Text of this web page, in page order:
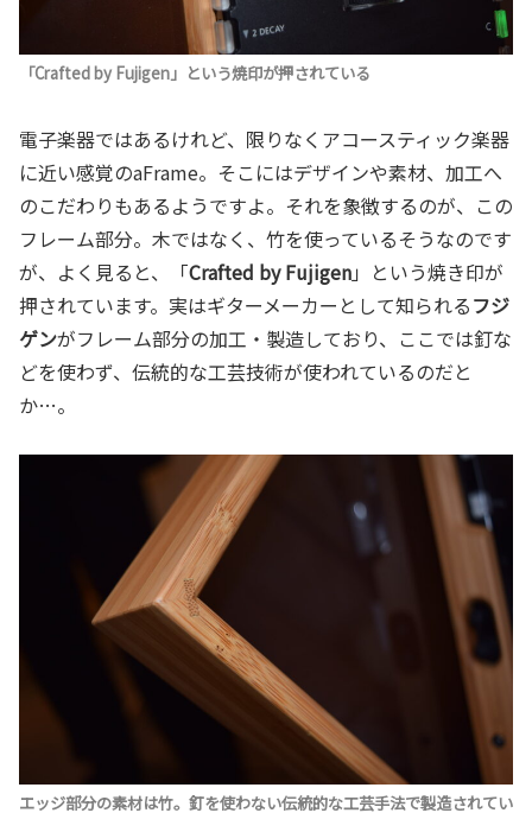
「Crafted by Fujigen」という焼印が押されている
電子楽器ではあるけれど、限りなくアコースティック楽器
に近い感覚のaFrame。そこにはデザインや素材、加工へ
のこだわりもあるようですよ。それを象徴するのが、この
フレーム部分。木ではなく、竹を使っているそうなのです
が、よく見ると、「Crafted by Fujigen」という焼き印が
押されています。実はギターメーカーとして知られるフジ
ゲンがフレーム部分の加工・製造しており、ここでは釘な
どを使わず、伝統的な工芸技術が使われているのだと
か…。
エッジ部分の素材は竹。釘を使わない伝統的な工芸手法で製造されてい